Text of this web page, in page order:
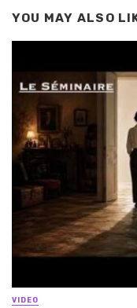
YOU MAY ALSO
VIDEO